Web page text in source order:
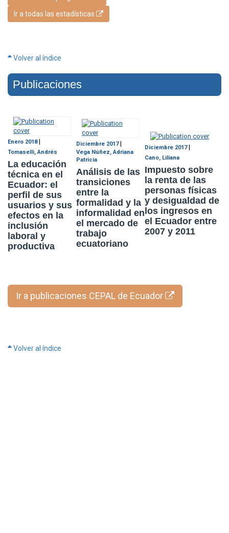
Ir a todas las estadísticas
Volver al índice
Publicaciones
Enero 2018 |
Tomaselli, Andrés
La educación
técnica en el
Ecuador: el
perfil de sus
usuarios y sus
efectos en la
inclusión
laboral y
productiva
Diciembre 2017 |
Vega Núñez, Adriana
Patricia
Análisis de las
transiciones
entre la
formalidad y la
informalidad en
el mercado de
trabajo
ecuatoriano
Diciembre 2017 |
Cano, Liliana
Impuesto sobre
la renta de las
personas físicas
y desigualdad de
los ingresos en
el Ecuador entre
2007 y 2011
Ir a publicaciones CEPAL de Ecuador
Volver al índice